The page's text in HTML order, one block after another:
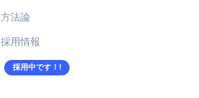
方法論
採用情報
採用中です！!